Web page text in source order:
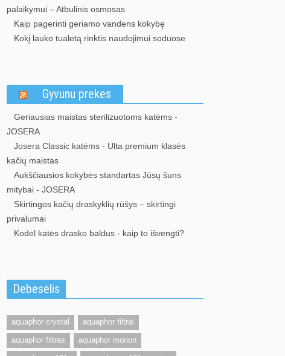
palaikymui – Atbulinis osmosas
Kaip pagerinti geriamo vandens kokybę
Kokį lauko tualetą rinktis naudojimui soduose
Gyvunu prekes
Geriausias maistas sterilizuotoms katėms -
JOSERA
Josera Classic katėms - Ulta premium klasės
kačių maistas
Aukščiausios kokybės standartas Jūsų šuns
mitybai - JOSERA
Skirtingos kačių draskyklių rūšys – skirtingi
privalumai
Kodėl katės drasko baldus - kaip to išvengti?
Debesėlis
aquaphor crystal
aquaphor filtrai
aquaphor filtras
aquaphor morion